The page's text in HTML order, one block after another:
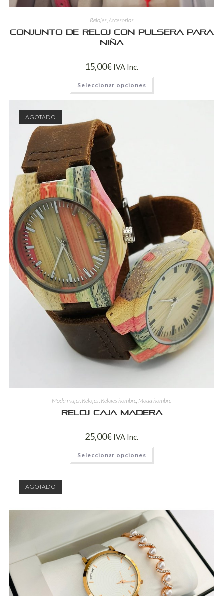
Relojes,Accesorios
Conjunto de reloj con pulsera para
niña
15,00€ IVA Inc.
Seleccionar opciones
AGOTADO
Moda mujer, Relojes Relojes hombre Moda hombre
Reloj caja madera
25,00€ IVA Inc.
Seleccionar opciones
AGOTADO